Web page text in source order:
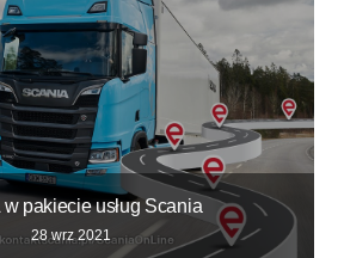
w pakiecie usług Scania
28 wrz 2021